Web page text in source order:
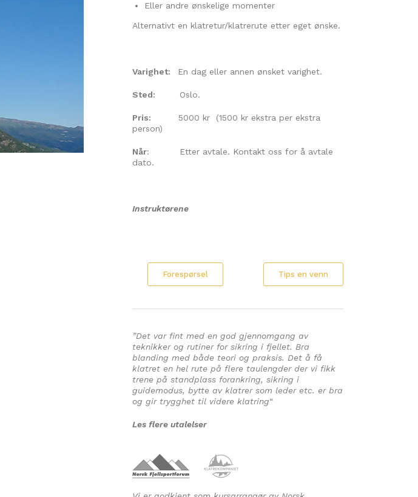
Eller andre ønskelige momenter
Alternativt en klatretur/klatrerute etter eget ønske.
Varighet: En dag eller annen ønsket varighet.
Sted: Oslo.
Pris: 5000 kr (1500 kr ekstra per ekstra
person)
Når: Etter avtale. Kontakt oss for å avtale
dato.
Instruktørene
Forespørsel Tips en venn
”Det var fint med en god gjennomgang av
teknikker og rutiner for sikring i fjellet. Bra
blanding med både teori og praksis. Det å få
klatret en hel rute på flere taulengder der vi fikk
trene på standplass forankring, sikring i
guidemodus, bytte av klatrer som leder etc. er bra
og gir trygghet til videre klatring“
Les flere utalelser